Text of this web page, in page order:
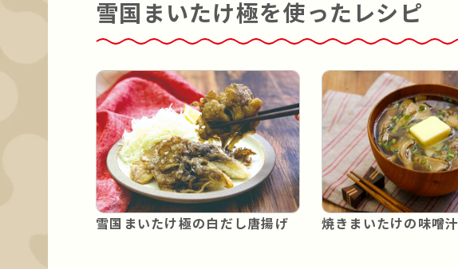
雪国まいたけ極を使ったレシピ
雪国まいたけ極の白だし唐揚げ 焼きまいたけの味噌汁